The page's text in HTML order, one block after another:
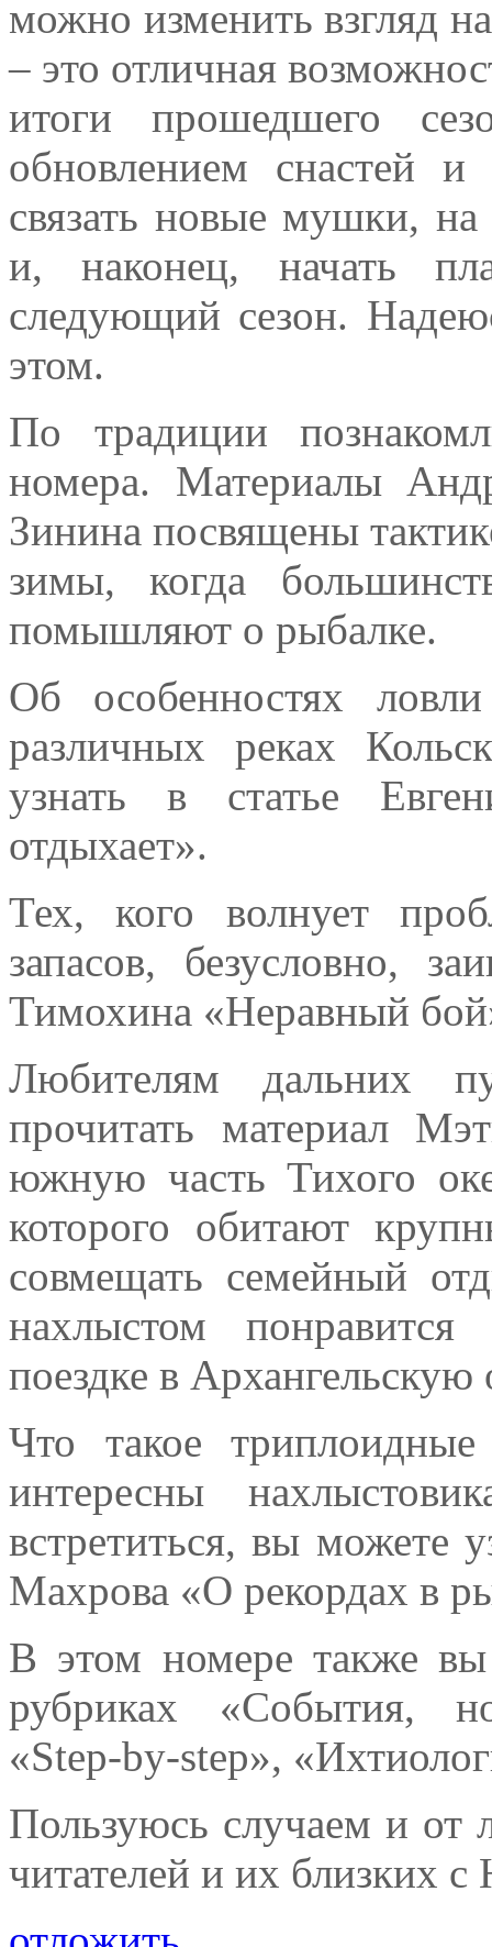
можно изменить взгляд
– это отличная
итоги прошедшего
обновлением снастей
связать новые мушки,
и, наконец, начать
следующий сезон.
этом.
По традиции
номера. Материалы
Зинина посвящены
зимы, когда
помышляют о рыбалке.
Об особенностях
различных реках
узнать в статье
отдыхает».
Тех, кого волнует
запасов, безусловно,
Тимохина «Неравный
Любителям дальних
прочитать материал
южную часть Тихого
которого обитают
совмещать семейный
нахлыстом
поездке в Архангельскую
Что такое
интересны
встретиться, вы можете
Махрова «О рекордах в
В этом номере также вы
рубриках «События,
«Step-by-step»,
Пользуюсь случаем и от
читателей и их близких